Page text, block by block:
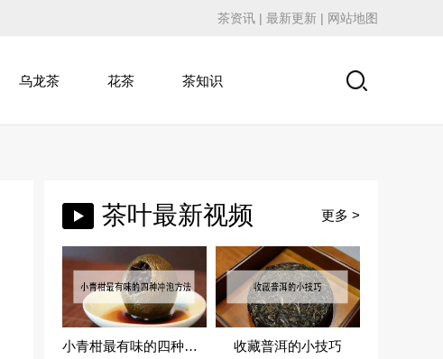
茶资讯 | 最新更新 | 网站地图
乌龙茶 花茶 茶知识
茶叶最新视频 更多 >
小青柑最有味的四种冲泡方法 收藏普洱的小技巧